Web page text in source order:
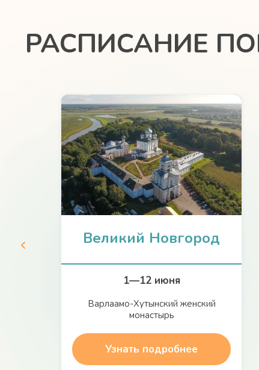
РАСПИСАНИЕ
Великий Новгород
1—12 июня
Варлаамо-Хутынский женский
монастырь
Узнать подробнее